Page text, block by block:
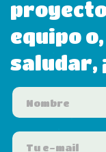
equipo
saludar,